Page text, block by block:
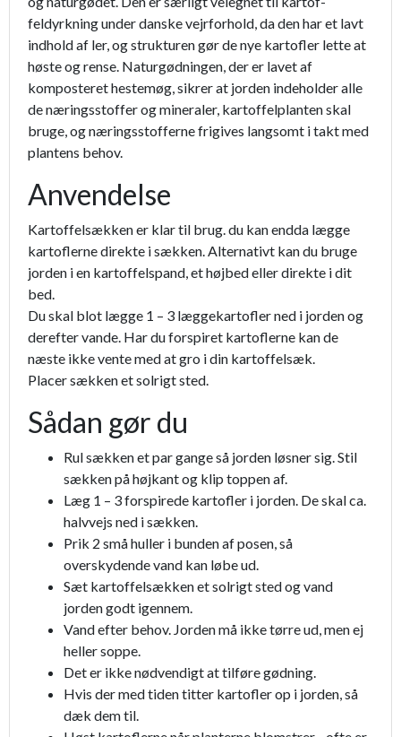
feldyrkning under danske vejrforhold, da den har et lavt
indhold af ler, og strukturen gør de nye kartofler lette at
høste og rense. Naturgødningen, der er lavet af
komposteret hestemøg, sikrer at jorden indeholder alle
de næringsstoffer og mineraler, kar­toffelplanten skal
bruge, og næringsstofferne frigives langsomt i takt med
plantens behov.
Anvendelse
Kartoffelsækken er klar til brug. du kan endda lægge
kartoflerne direkte i sækken. Alternativt kan du bruge
jorden i en kartoffelspand, et højbed eller direkte i dit
bed.
Du skal blot lægge 1 – 3 læggekartofler ned i jorden og
derefter vande. Har du forspiret kartoflerne kan de
næste ikke vente med at gro i din kartoffelsæk.
Placer sækken et solrigt sted.
Sådan gør du
Rul sækken et par gange så jorden løsner sig. Stil
sækken på højkant og klip toppen af.
Læg 1 – 3 forspirede kartofler i jorden. De skal ca.
halvvejs ned i sækken.
Prik 2 små huller i bunden af posen, så
overskydende vand kan løbe ud.
Sæt kartoffelsækken et solrigt sted og vand
jorden godt igennem.
Vand efter behov. Jorden må ikke tørre ud, men ej
heller soppe.
Det er ikke nødvendigt at tilføre gødning.
Hvis der med tiden titter kartofler op i jorden, så
dæk dem til.